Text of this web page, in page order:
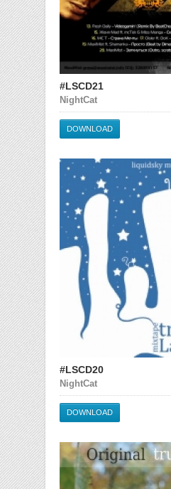
#LSCD21
NightCat
DOWNLOAD
#LSCD20
NightCat
DOWNLOAD